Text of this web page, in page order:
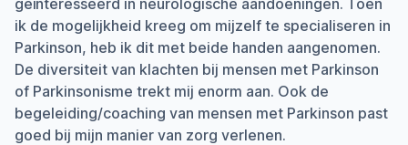
geïnteresseerd in neurologische aandoeningen. Toen
ik de mogelijkheid kreeg om mijzelf te specialiseren in
Parkinson, heb ik dit met beide handen aangenomen.
De diversiteit van klachten bij mensen met Parkinson
of Parkinsonisme trekt mij enorm aan. Ook de
begeleiding/coaching van mensen met Parkinson past
goed bij mijn manier van zorg verlenen.